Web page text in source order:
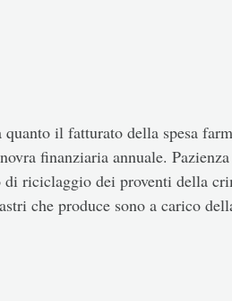
il fatturato della spesa
finanziaria annuale.
riciclaggio dei proventi della
che produce sono a carico